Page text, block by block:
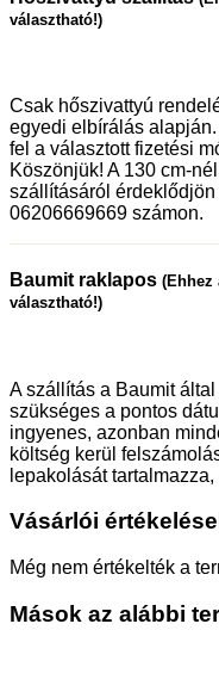
választható!)
Csak hőszivattyú
egyedi elbírálás
fel a választott fizetési
Köszönjük! A 130 cm-
szállításáról
06206669669 számon.
Baumit raklapos (Ehhez
választható!)
A szállítás a Baumit
szükséges a pontos
ingyenes, azonban
költség kerül
lepakolását
Vásárlói
Még nem értékelték a
Mások az alábbi